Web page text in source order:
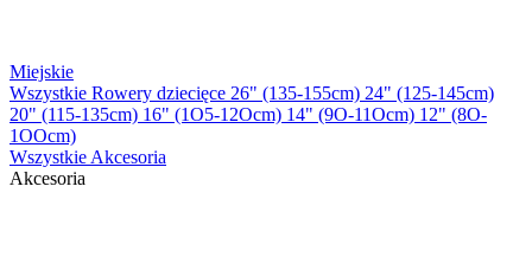
Miejskie
Wszystkie Rowery dziecięce 26" (135-155cm) 24" (125-145cm)
20" (115-135cm) 16" (1O5-12Ocm) 14" (9O-11Ocm) 12" (8O-
1OOcm)
Wszystkie Akcesoria
Akcesoria